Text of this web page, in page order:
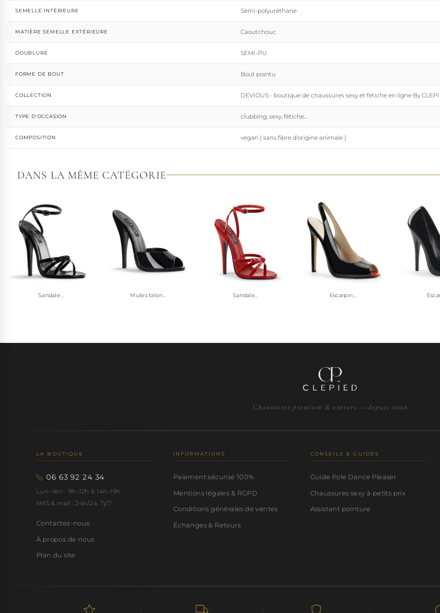
SEMELLE INTÉRIEURE Semi-polyuréthane
MATIÈRE SEMELLE EXTÉRIEURE Caoutchouc
DOUBLURE SEMI-PU
FORME DE BOUT Bout pointu
COLLECTION DEVIOUS - boutique de chaussures sexy et fétiche en ligne By
TYPE D'OCCASION clubbing, sexy, fétiche...
COMPOSITION vegan ( sans fibre d'origine animale )
DANS LA MÊME CATÉGORIE
Sandale... Mules talon... Sandale... Escarpin...
Chaussures premium & univers — depuis 2008
LA BOUTIQUE
06 63 92 24 34
Lun–Ven · 9h–12h & 14h–19h
SMS & mail : 24h/24, 7j/7
Contactez-nous
À propos de nous
Plan du site
INFORMATIONS
Paiement sécurisé 100%
Mentions légales & RGPD
Conditions générales de ventes
Échanges & Retours
CONSEILS & GUIDES
Guide Pole Dance Pleaser
Chaussures sexy à petits prix
Assistant pointure